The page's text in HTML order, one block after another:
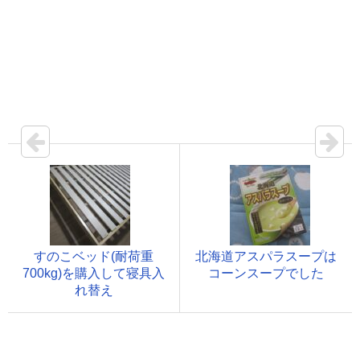
すのこベッド(耐荷重
700kg)を購入して寝具入
れ替え
北海道アスパラスープは
コーンスープでした